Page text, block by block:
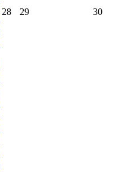
28 29 30